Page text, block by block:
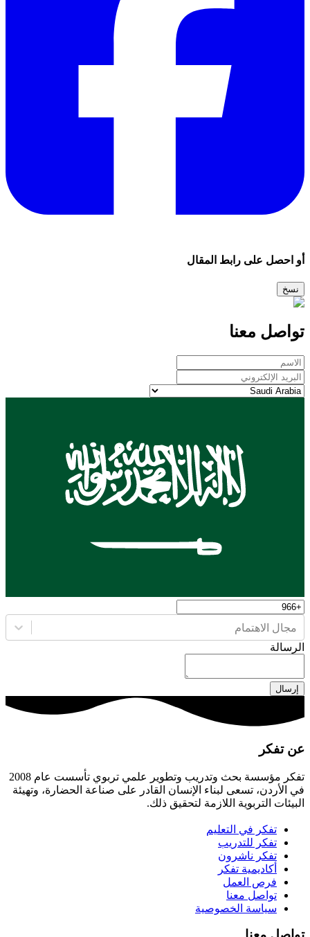
أو احصل على رابط المقال
نسخ
تواصل معنا
مجال الاهتمام
الرسالة
إرسال
عن تفكر
تفكر مؤسسة بحث وتدريب وتطوير علمي تربوي تأسست عام 2008
في الأردن، تسعى لبناء الإنسان القادر على صناعة الحضارة، وتهيئة
البيئات التربوية اللازمة لتحقيق ذلك.
تفكر في التعليم
تفكر للتدريب
تفكر ناشرون
أكاديمية تفكر
فرص العمل
تواصل معنا
سياسة الخصوصية